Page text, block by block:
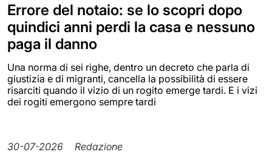
Errore del notaio: se lo scopri dopo
quindici anni perdi la casa e nessuno
paga il danno
Una norma di sei righe, dentro un decreto che parla di
giustizia e di migranti, cancella la possibilità di essere
risarciti quando il vizio di un rogito emerge tardi. E i vizi
dei rogiti emergono sempre tardi
30-07-2026 Redazione